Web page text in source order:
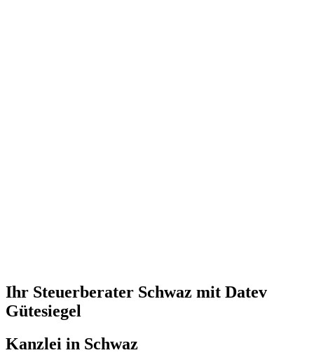
Ihr Steuerberater Schwaz mit Datev
Gütesiegel
Kanzlei in Schwaz